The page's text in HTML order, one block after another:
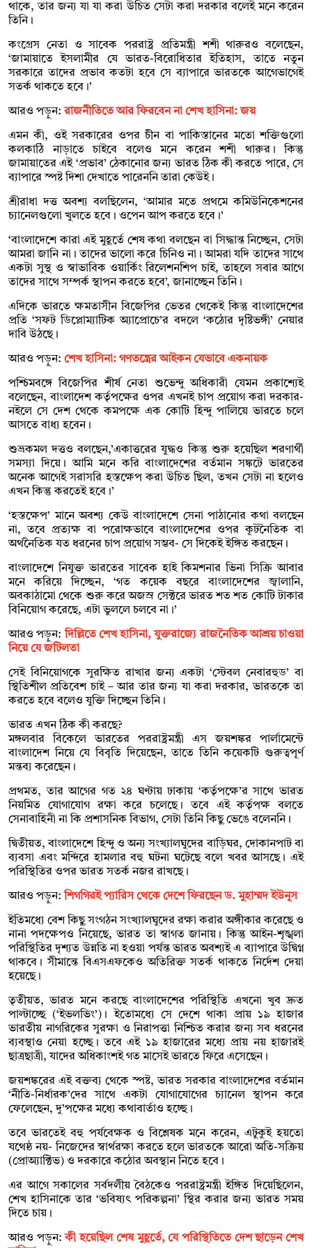
থাকে, তার জন্য যা যা করা উচিত সেটা করা দরকার বলেই মনে করেন
তিনি।
কংগ্রেস নেতা ও সাবেক পররাষ্ট্র প্রতিমন্ত্রী শশী থারুরও বলেছেন,
‘জামায়াতে ইসলামীর যে ভারত-বিরোধিতার ইতিহাস, তাতে নতুন
সরকারে তাদের প্রভাব কতটা হবে সে ব্যাপারে ভারতকে আগেভাগেই
সতর্ক থাকতে হবে।’
আরও পড়ুন:রাজনীতিতে আর ফিরবেন না শেখ হাসিনা: জয়
এমন কী, ওই সরকারের ওপর চীন বা পাকিস্তানের মতো শক্তিগুলো
কলকাঠি নাড়াতে চাইবে বলেও মনে করেন শশী থারুর। কিন্তু
জামায়াতের এই ‘প্রভাব’ ঠেকানোর জন্য ভারত ঠিক কী করতে পারে, সে
ব্যাপারে স্পষ্ট দিশা দেখাতে পারেননি তারা কেউই।
শ্রীরাধা দত্ত অবশ্য বলছিলেন, ‘আমার মতে প্রথমে কমিউনিকেশনের
চ্যানেলগুলো খুলতে হবে। ওপেন আপ করতে হবে।’
‘বাংলাদেশে কারা এই মুহূর্তে শেষ কথা বলছেন বা সিদ্ধান্ত নিচ্ছেন, সেটা
আমরা জানি না। তাদের ভালো করে চিনিও না। আমরা যদি তাদের সাথে
একটা সুস্থ ও স্বাভাবিক ওয়ার্কিং রিলেশনশিপ চাই, তাহলে সবার আগে
তাদের সাথে সম্পর্ক স্থাপন করতে হবে’, জানাচ্ছেন তিনি।
এদিকে ভারতে ক্ষমতাসীন বিজেপির ভেতর থেকেই কিন্তু বাংলাদেশের
প্রতি ‘সফট ডিপ্লোম্যাটিক অ্যাপ্রোচে’র বদলে ‘কঠোর দৃষ্টিভঙ্গী’ নেয়ার
দাবি উঠছে।
আরও পড়ুন: শেখ হাসিনা: গণতন্ত্রের আইকন যেভাবে একনায়ক
পশ্চিমবঙ্গে বিজেপির শীর্ষ নেতা শুভেন্দু অধিকারী যেমন প্রকাশ্যেই
বলেছেন, বাংলাদেশ কর্তৃপক্ষের ওপর এখনই চাপ প্রয়োগ করা দরকার-
নইলে সে দেশ থেকে কমপক্ষে এক কোটি হিন্দু পালিয়ে ভারতে চলে
আসতে বাধ্য হবেন।
শুভ্রকমল দত্তও বলছেন,’একাত্তরের যুদ্ধও কিন্তু শুরু হয়েছিল শরণার্থী
সমস্যা দিয়ে। আমি মনে করি বাংলাদেশের বর্তমান সঙ্কটে ভারতের
অনেক আগেই সরাসরি হস্তক্ষেপ করা উচিত ছিল, তখন সেটা না হলেও
এখন কিন্তু করতেই হবে।’
‘হস্তক্ষেপ’ মানে অবশ্য কেউ বাংলাদেশে সেনা পাঠানোর কথা বলছেন
না, তবে প্রত্যক্ষ বা পরোক্ষভাবে বাংলাদেশের ওপর কূটনৈতিক বা
অর্থনৈতিক যত ধরনের চাপ প্রয়োগ সম্ভব- সে দিকেই ইঙ্গিত করছেন।
বাংলাদেশে নিযুক্ত ভারতের সাবেক হাই কিমশনার ভিনা সিক্রি আবার
মনে করিয়ে দিচ্ছেন, ‘গত কয়েক বছরে বাংলাদেশের জ্বালানি,
অবকাঠামো থেকে শুরু করে অজস্র সেক্টরে ভারত শত শত কোটি টাকার
বিনিয়োগ করেছে, এটা ভুললে চলবে না।’
আরও পড়ুন:দিল্লিতে শেখ হাসিনা, যুক্তরাজ্যে রাজনৈতিক আশ্রয় চাওয়া
নিয়ে যে জটিলতা
সেই বিনিয়োগকে সুরক্ষিত রাখার জন্য একটা ‘স্টেবল নেবারহুড’ বা
স্থিতিশীল প্রতিবেশ চাই – আর তার জন্য যা করা দরকার, ভারতকে তা
করতে হবে বলেও যুক্তি দিচ্ছেন তিনি।
ভারত এখন ঠিক কী করছে?
মঙ্গলবার বিকেলে ভারতের পররাষ্ট্রমন্ত্রী এস জয়শঙ্কর পার্লামেন্টে
বাংলাদেশ নিয়ে যে বিবৃতি দিয়েছেন, তাতে তিনি কয়েকটি গুরুত্বপূর্ণ
মন্তব্য করেছেন।
প্রথমত, তার আগের গত ২৪ ঘণ্টায় ঢাকায় ‘কর্তৃপক্ষে’র সাথে ভারত
নিয়মিত যোগাযোগ রক্ষা করে চলেছে। তবে এই কর্তৃপক্ষ বলতে
সেনাবাহিনী না কি প্রশাসনিক বিভাগ, সেটা তিনি কিছু ভেঙে বলেননি।
দ্বিতীয়ত, বাংলাদেশে হিন্দু ও অন্য সংখ্যালঘুদের বাড়িঘর, দোকানপাট বা
ব্যবসা এবং মন্দিরে হামলার বহু ঘটনা ঘটেছে বলে খবর আসছে। এই
পরিস্থিতির ওপর ভারত সতর্ক নজর রাখছে।
আরও পড়ুন:শিগগিরই প্যারিস থেকে দেশে ফিরছেন ড. মুহাম্মদ ইউনূস
ইতিমধ্যে বেশ কিছু সংগঠন সংখ্যালঘুদের রক্ষা করার অঙ্গীকার করেছে ও
নানা পদক্ষেপও নিয়েছে, ভারত তা স্বাগত জানায়। কিন্তু আইন-শৃঙ্খলা
পরিস্থিতির দৃশ্যত উন্নতি না হওয়া পর্যন্ত ভারত অবশ্যই এ ব্যাপারে উদ্বিগ্ন
থাকবে। সীমান্তে বিএসএফকেও অতিরিক্ত সতর্ক থাকতে নির্দেশ দেয়া
হয়েছে।
তৃতীয়ত, ভারত মনে করছে বাংলাদেশের পরিস্থিতি এখনো খুব দ্রুত
পাল্টাচ্ছে (‘ইভলভিং’)। ইতোমধ্যে সে দেশে থাকা প্রায় ১৯ হাজার
ভারতীয় নাগরিকের সুরক্ষা ও নিরাপত্তা নিশ্চিত করার জন্য সব ধরনের
ব্যবস্থাও নেয়া হচ্ছে। তবে এই ১৯ হাজারের মধ্যে প্রায় নয় হাজারই
ছাত্রছাত্রী, যাদের অধিকাংশই গত মাসেই ভারতে ফিরে এসেছেন।
জয়শঙ্করের এই বক্তব্য থেকে স্পষ্ট, ভারত সরকার বাংলাদেশের বর্তমান
‘নীতি-নির্ধারক’দের সাথে একটা যোগাযোগের চ্যানেল স্থাপন করে
ফেলেছেন, দু’পক্ষের মধ্যে কথাবার্তাও হচ্ছে।
তবে ভারতেই বহু পর্যবেক্ষক ও বিশ্লেষক মনে করেন, এটুকুই হয়তো
যথেষ্ঠ নয়- নিজেদের স্বার্থরক্ষা করতে হলে ভারতকে আরো অতি-সক্রিয়
(প্রোঅ্যাক্টিভ) ও দরকারে কঠোর অবস্থান নিতে হবে।
এর আগে সকালের সর্বদলীয় বৈঠকেও পররাষ্ট্রমন্ত্রী ইঙ্গিত দিয়েছিলেন,
শেখ হাসিনাকে তার ‘ভবিষ্যৎ পরিকল্পনা’ স্থির করার জন্য ভারত সময়
দিতে চায়।
আরও পড়ুন:কী হয়েছিল শেষ মুহূর্তে, যে পরিস্থিতিতে দেশ ছাড়েন শেখ